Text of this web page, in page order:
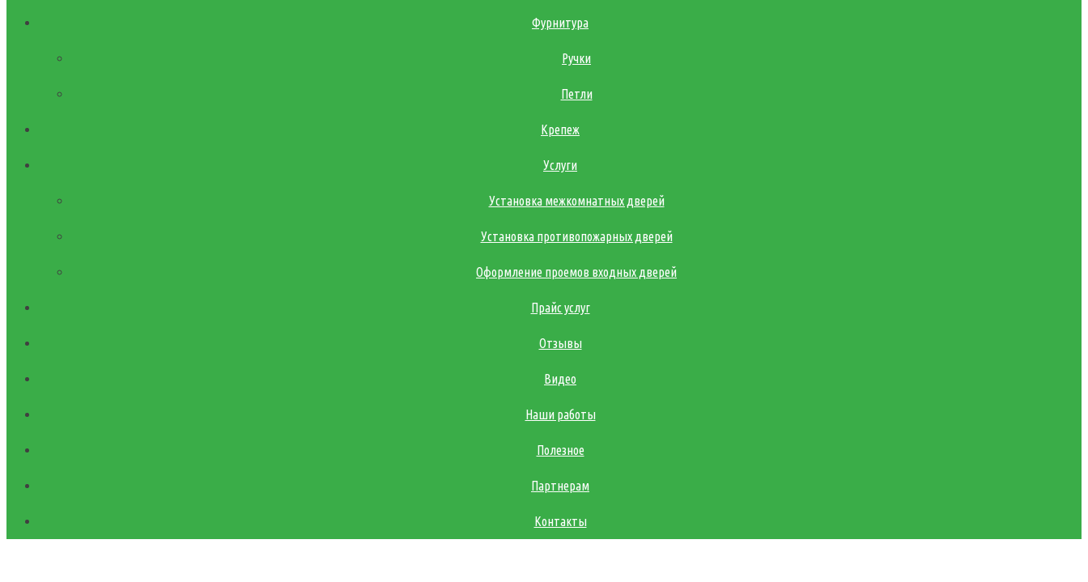
Фурнитура
Ручки
Петли
Крепеж
Услуги
Установка межкомнатных дверей
Установка противопожарных дверей
Оформление проемов входных дверей
Прайс услуг
Отзывы
Видео
Наши работы
Полезное
Партнерам
Контакты